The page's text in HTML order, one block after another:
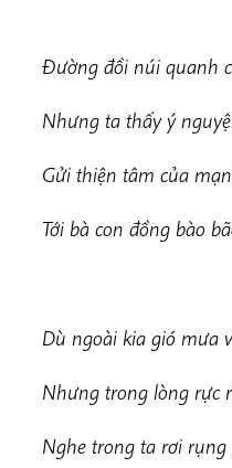
Đường đồi núi quanh
Nhưng ta thấy ý
Gửi thiện tâm của
Tới bà con đồng bào
Dù ngoài kia gió mưa
Nhưng trong lòng rực
Nghe trong ta rơi